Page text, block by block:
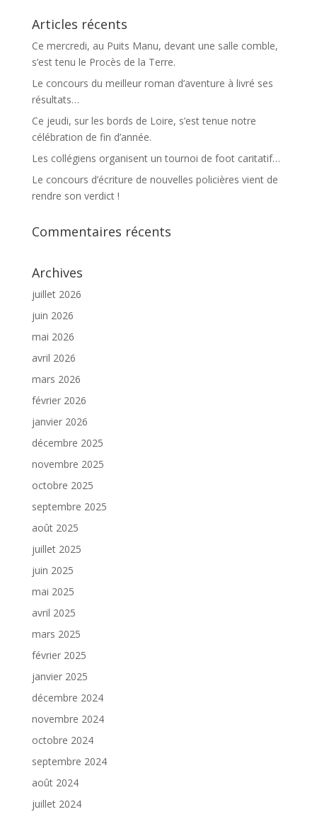
Articles récents
Ce mercredi, au Puits Manu, devant une salle comble,
s’est tenu le Procès de la Terre.
Le concours du meilleur roman d’aventure à livré ses
résultats…
Ce jeudi, sur les bords de Loire, s’est tenue notre
célébration de fin d’année.
Les collégiens organisent un tournoi de foot caritatif…
Le concours d’écriture de nouvelles policières vient de
rendre son verdict !
Commentaires récents
Archives
juillet 2026
juin 2026
mai 2026
avril 2026
mars 2026
février 2026
janvier 2026
décembre 2025
novembre 2025
octobre 2025
septembre 2025
août 2025
juillet 2025
juin 2025
mai 2025
avril 2025
mars 2025
février 2025
janvier 2025
décembre 2024
novembre 2024
octobre 2024
septembre 2024
août 2024
juillet 2024